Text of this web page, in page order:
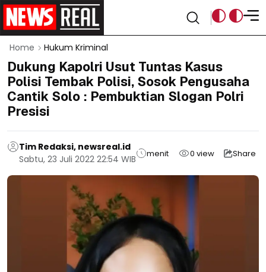
Home Hukum Kriminal
Dukung Kapolri Usut Tuntas Kasus
Polisi Tembak Polisi, Sosok Pengusaha
Cantik Solo : Pembuktian Slogan Polri
Presisi
Tim Redaksi, newsreal.id
Sabtu, 23 Juli 2022 22:54 WIB
menit 0 view Share